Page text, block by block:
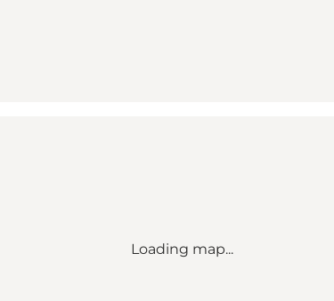
Loading map...